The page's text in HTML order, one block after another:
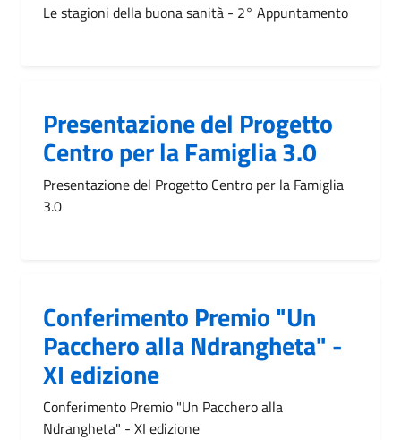
Le stagioni della buona sanità - 2° Appuntamento
Presentazione del Progetto
Centro per la Famiglia 3.0
Presentazione del Progetto Centro per la Famiglia
3.0
Conferimento Premio "Un
Pacchero alla Ndrangheta" -
XI edizione
Conferimento Premio "Un Pacchero alla
Ndrangheta" - XI edizione